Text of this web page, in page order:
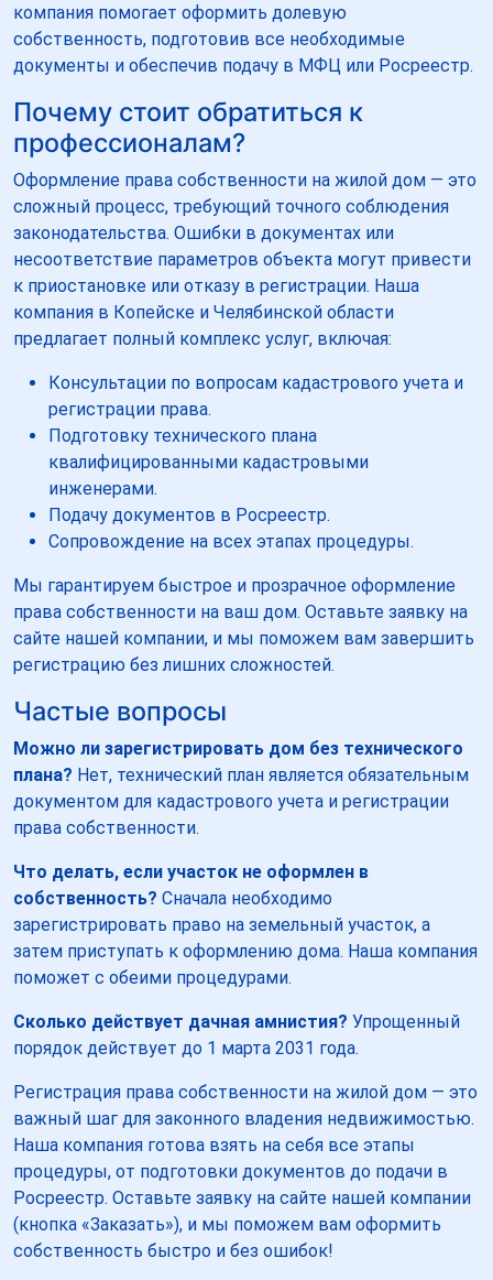
компания помогает оформить долевую
собственность, подготовив все необходимые
документы и обеспечив подачу в МФЦ или Росреестр.
Почему стоит обратиться к
профессионалам?
Оформление права собственности на жилой дом — это
сложный процесс, требующий точного соблюдения
законодательства. Ошибки в документах или
несоответствие параметров объекта могут привести
к приостановке или отказу в регистрации. Наша
компания в Копейске и Челябинской области
предлагает полный комплекс услуг, включая:
Консультации по вопросам кадастрового учета и
регистрации права.
Подготовку технического плана
квалифицированными кадастровыми
инженерами.
Подачу документов в Росреестр.
Сопровождение на всех этапах процедуры.
Мы гарантируем быстрое и прозрачное оформление
права собственности на ваш дом. Оставьте заявку на
сайте нашей компании, и мы поможем вам завершить
регистрацию без лишних сложностей.
Частые вопросы
Можно ли зарегистрировать дом без технического
плана? Нет, технический план является обязательным
документом для кадастрового учета и регистрации
права собственности.
Что делать, если участок не оформлен в
собственность? Сначала необходимо
зарегистрировать право на земельный участок, а
затем приступать к оформлению дома. Наша компания
поможет с обеими процедурами.
Сколько действует дачная амнистия? Упрощенный
порядок действует до 1 марта 2031 года.
Регистрация права собственности на жилой дом — это
важный шаг для законного владения недвижимостью.
Наша компания готова взять на себя все этапы
процедуры, от подготовки документов до подачи в
Росреестр. Оставьте заявку на сайте нашей компании
(кнопка «Заказать»), и мы поможем вам оформить
собственность быстро и без ошибок!